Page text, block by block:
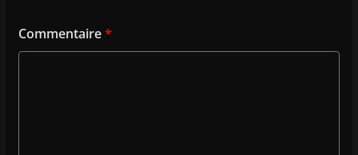
Commentaire*